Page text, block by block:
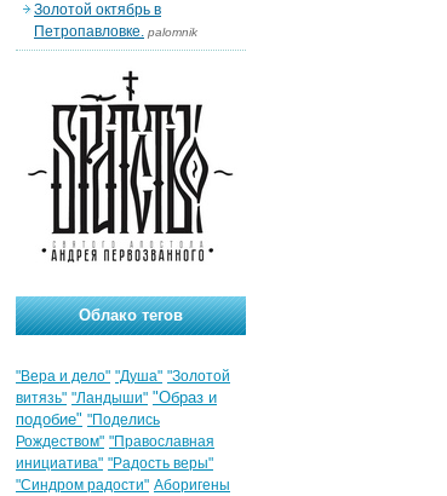
Золотой октябрь в
Петропавловке. palomnik
Облако тегов
"Вера и дело" "Душа" "Золотой
витязь" "Ландыши" "Образ и
подобие" "Поделись
Рождеством" "Православная
инициатива" "Радость веры"
"Синдром радости" Аборигены